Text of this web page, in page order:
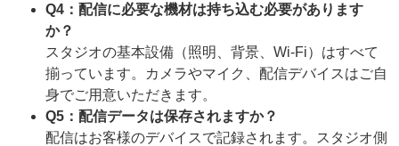
Q4：配信に必要な機材は持ち込む必要があります
か？
スタジオの基本設備（照明、背景、Wi-Fi）はすべて
揃っています。カメラやマイク、配信デバイスはご自
身でご用意いただきます。
Q5：配信データは保存されますか？
配信はお客様のデバイスで記録されます。スタジオ側